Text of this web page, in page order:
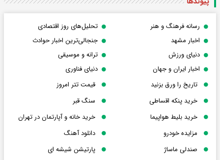
رسانه فرهنگ و هنر
تحلیل‌های روز اقتصادی
اخبار مشهد
جنجالی‌ترین اخبار حوادث
دنیای ورزش
ترانه و موسیقی
اخبار ایران و جهان
دنیای فناوری
تاریخ را ورق بزنید
قیمت تتر امروز
خرید پنکه اقساطی
سنگ قبر
خرید بلیط هواپیما
خرید خانه و آپارتمان در تهران
مزایده خودرو
دانلود آهنگ
صندلی ماساژ
پارتیشن شیشه ای